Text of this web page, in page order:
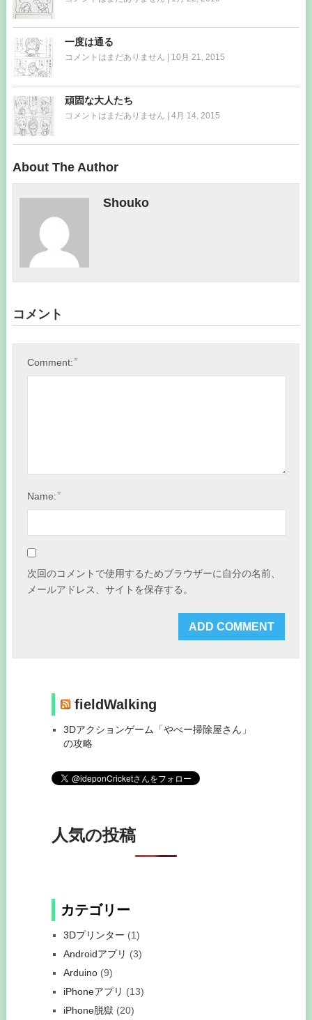
一度は通る
コメントはまだありません 10月 21, 2015
頑固な大人たち
コメントはまだありません 4月 14, 2015
About The Author
Shouko
コメント
Comment:*
Name:*
次回のコメントで使用するためブラウザーに自分の名前、
メールアドレス、サイトを保存する。
fieldWalking
3Dアクションゲーム「やべー掃除屋さん」
の攻略
人気の投稿
カテゴリー
3Dプリンター (1)
Androidアプリ (3)
Arduino(9)
iPhoneアプリ (13)
iPhone脱獄 (20)